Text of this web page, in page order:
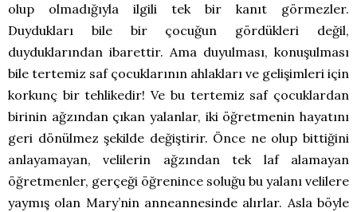
olup olmadığıyla ilgili tek bir kanıt görmezler.
Duydukları bile bir çocuğun gördükleri değil,
duyduklarından ibarettir. Ama duyulması, konuşulması
bile tertemiz saf çocuklarının ahlakları ve gelişimleri için
korkunç bir tehlikedir! Ve bu tertemiz saf çocuklardan
birinin ağzından çıkan yalanlar, iki öğretmenin hayatını
geri dönülmez şekilde değiştirir. Önce ne olup bittiğini
anlayamayan, velilerin ağzından tek laf alamayan
öğretmenler, gerçeği öğrenince soluğu bu yalanı velilere
yaymış olan Mary’nin anneannesinde alırlar. Asla böyle